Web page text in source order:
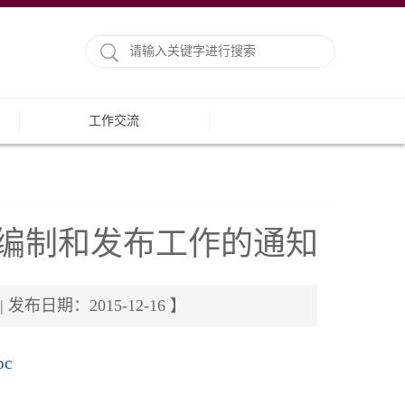
工作交流
制和发布工作的通知
布日期：2015-12-16 】